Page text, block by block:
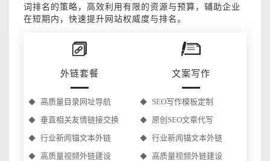
词排名的策略，高效利用有限的资源与预算，辅助企业
在短期内，快速提升网站权威度与排名。
外链套餐
高质量目录网址导航
垂直相关友情链接交换
行业新闻锚文本外链
高质量视频外链建设
文案写作
SEO写作模板定制
原创SEO文章代写
行业新闻锚文本外链
高质量视频外链建设